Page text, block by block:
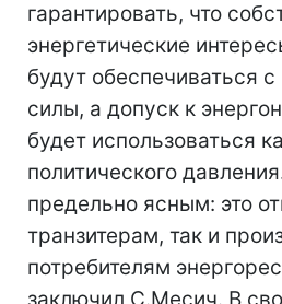
гарантировать, что
энергетические
будут обеспечиваться
силы, а допуск к
будет использоваться
политического
предельно ясным: это
транзитерам, так и
потребителям